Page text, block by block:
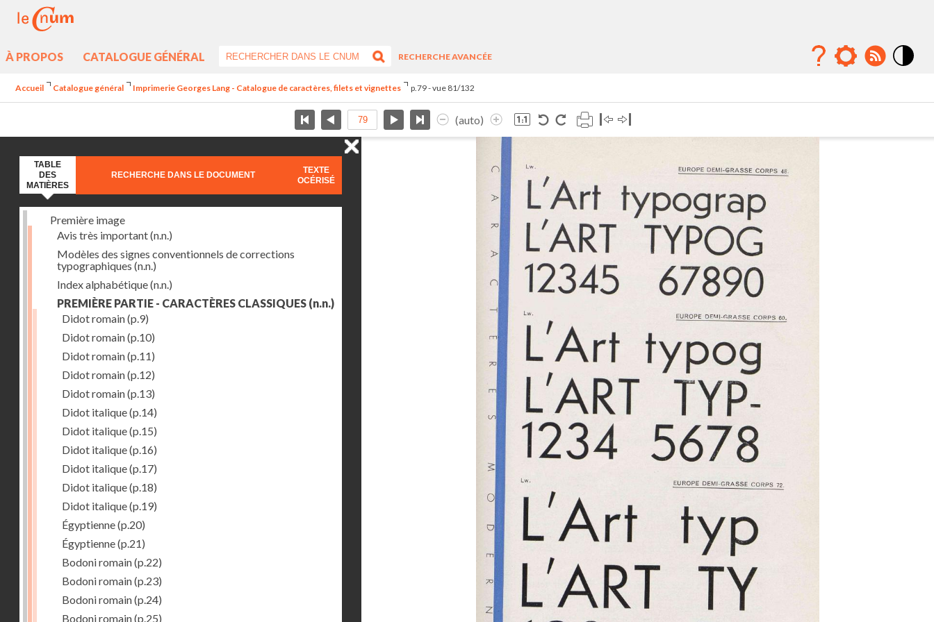
À PROPOS CATALOGUE GÉNÉRAL
RECHERCHE AVANCÉE
Accueil Catalogue général Imprimerie Georges Lang - Catalogue de caractères, filets et vignettes p.79 - vue 81/132
(auto)
TABLE
DES
MATIÈRES
RECHERCHE DANS LE DOCUMENT
TEXTE
OCÉRISÉ
Première image
Avis très important(n.n.)
Modèles des signes conventionnels de corrections
typographiques (n.n.)
Index alphabétique(n.n.)
PREMIÈRE PARTIE - CARACTÈRES CLASSIQUES (n.n.)
Didot romain(p.9)
Didot romain(p.10)
Didot romain(p.11)
Didot romain(p.12)
Didot romain(p.13)
Didot italique(p.14)
Didot italique(p.15)
Didot italique(p.16)
Didot italique(p.17)
Didot italique(p.18)
Didot italique(p.19)
Égyptienne(p.20)
Égyptienne(p.21)
Bodoni romain(p.22)
Bodoni romain(p.23)
Bodoni romain(p.24)
Bodoni romain(p.25)